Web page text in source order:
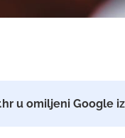
u omiljeni Google